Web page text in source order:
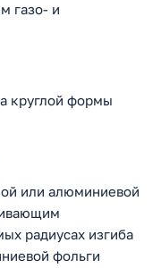
газо- и
круглой формы
или алюминиевой
радиусах изгиба
фольги